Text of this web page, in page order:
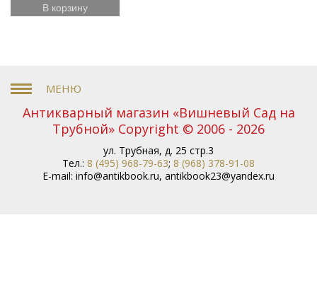
В корзину
Антикварный магазин «Вишневый Сад на
Трубной» Copyright © 2006 - 2026
ул. Трубная, д. 25 стр.3
Тел.: 8 (495) 968-79-63; 8 (968) 378-91-08
E-mail: info@antikbook.ru, antikbook23@yandex.ru